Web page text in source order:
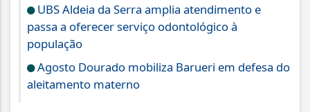
UBS Aldeia da Serra amplia atendimento e
passa a oferecer serviço odontológico à
população
Agosto Dourado mobiliza Barueri em defesa do
aleitamento materno